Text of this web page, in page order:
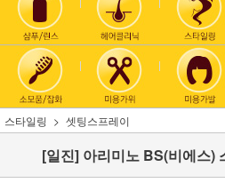
스타일링 셋팅스프레이
[일진] 아리미노 BS(비에스)